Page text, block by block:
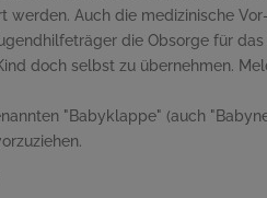
werden. Auch die medizinische
die Obsorge für
doch selbst zu übernehmen.
"Babyklappe" (auch